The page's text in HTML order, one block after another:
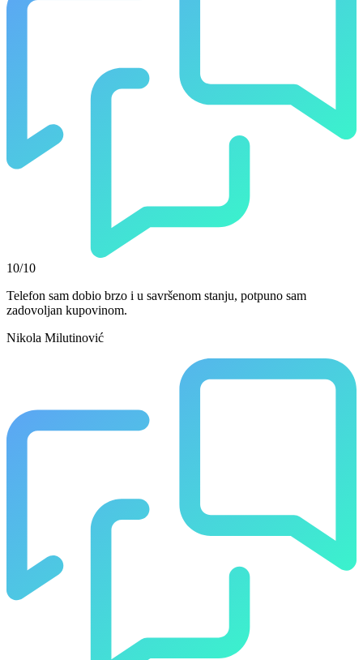
10/10
Telefon sam dobio brzo i u savršenom stanju, potpuno sam
zadovoljan kupovinom.
Nikola Milutinović